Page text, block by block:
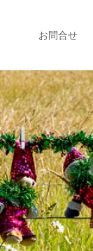
お問合せ